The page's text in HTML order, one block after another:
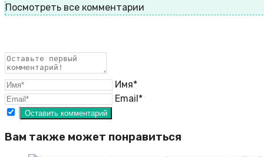
Посмотреть все комментарии
Имя*
Email*
Вам также может понравиться